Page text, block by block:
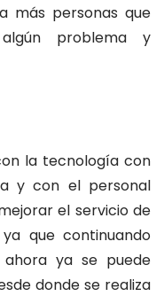
más personas que
problema y
la tecnología con
y con el personal
el servicio de
que continuando
ya se puede
donde se realiza